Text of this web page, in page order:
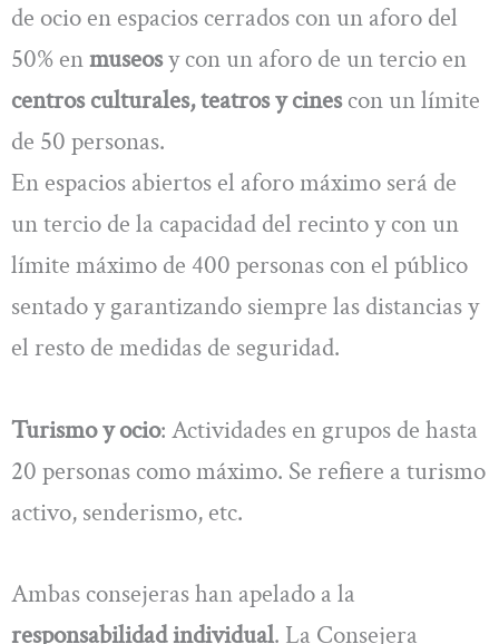
de ocio en espacios cerrados con un aforo del
50% enmuseosy con un aforo de un tercio en
centros culturales, teatros y cinescon un límite
de 50 personas.
En espacios abiertos el aforo máximo será de
un tercio de la capacidad del recinto y con un
límite máximo de 400 personas con el público
sentado y garantizando siempre las distancias y
el resto de medidas de seguridad.
Turismo y ocio: Actividades en grupos de hasta
20 personas como máximo. Se refiere a turismo
activo, senderismo, etc.
Ambas consejeras han apelado a la
responsabilidad individual. La Consejera